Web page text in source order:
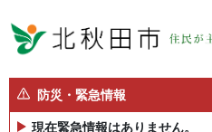
防災・緊急情報
現在緊急情報はありません。